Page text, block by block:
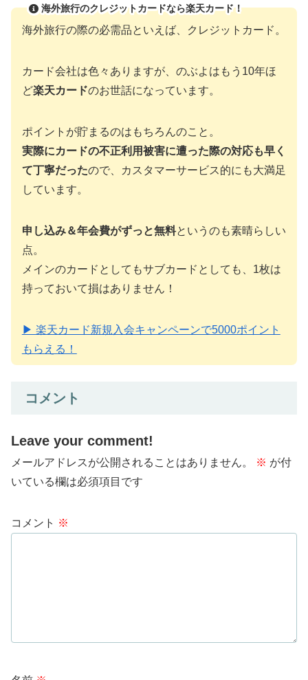
海外旅行のクレジットカードなら楽天カード！
海外旅行の際の必需品といえば、クレジットカード。
カード会社は色々ありますが、のぶよはもう10年ほ
ど楽天カードのお世話になっています。
ポイントが貯まるのはもちろんのこと。
実際にカードの不正利用被害に遭った際の対応も早く
て丁寧だったので、カスタマーサービス的にも大満足
しています。
申し込み＆年会費がずっと無料というのも素晴らしい
点。
メインのカードとしてもサブカードとしても、1枚は
持っておいて損はありません！
▶ 楽天カード新規入会キャンペーンで5000ポイント
もらえる！
コメント
Leave your comment!
メールアドレスが公開されることはありません。 ※ が付
いている欄は必須項目です
コメント ※